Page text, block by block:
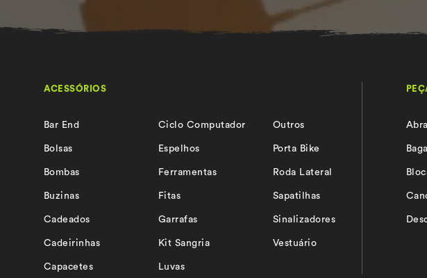
ACESSÓRIOS
Bar End
Bolsas
Bombas
Buzinas
Cadeados
Cadeirinhas
Capacetes
Ciclo Computador
Espelhos
Ferramentas
Fitas
Garrafas
Kit Sangria
Luvas
Outros
Porta Bike
Roda Lateral
Sapatilhas
Sinalizadores
Vestuário